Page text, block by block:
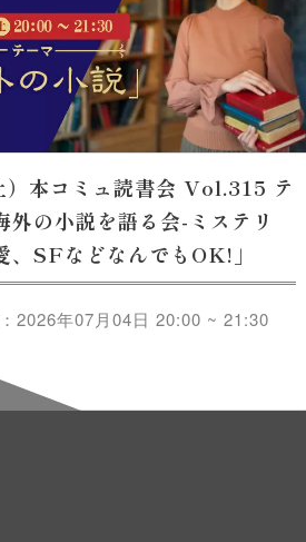
本コミュ読書会 Vol.315 テ
外の小説を語る会-ミステリ
、SFなどなんでもOK!」
2026年07月04日 20:00 ~ 21:30